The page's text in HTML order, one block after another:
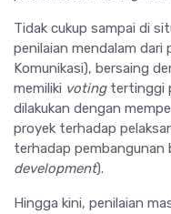
Tidak cukup sampai di
penilaian mendalam dari
Komunikasi), bersaing
memiliki votingtertinggi
dilakukan dengan
proyek terhadap
terhadap pembangunan
development).
Hingga kini, penilaian